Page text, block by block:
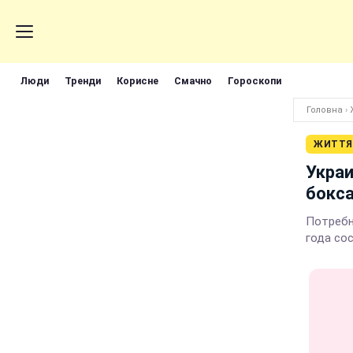
Люди Тренди Корисне Смачно Гороскопи
Головна ›
ЖИТТЯ
года